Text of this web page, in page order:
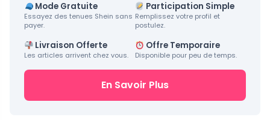
Mode Gratuite
Essayez des tenues Shein sans
payer.
Participation Simple
Remplissez votre profil et
postulez.
Livraison Offerte
Les articles arrivent chez vous.
Offre Temporaire
Disponible pour peu de temps.
En Savoir Plus